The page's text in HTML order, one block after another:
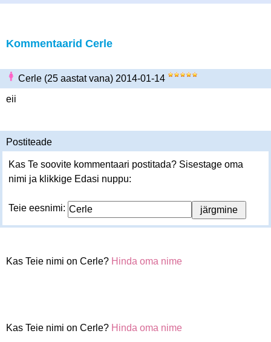
Kommentaarid Cerle
Cerle (25 aastat vana) 2014-01-14
eii
Postiteade
Kas Te soovite kommentaari postitada? Sisestage oma
nimi ja klikkige Edasi nuppu:
Teie eesnimi:
Kas Teie nimi on Cerle? Hinda oma nime
Kas Teie nimi on Cerle? Hinda oma nime